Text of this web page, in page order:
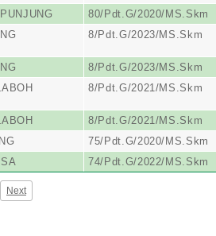
80/Pdt.G/2020/MS.Skm
8/Pdt.G/2023/MS.Skm
8/Pdt.G/2023/MS.Skm
8/Pdt.G/2021/MS.Skm
8/Pdt.G/2021/MS.Skm
75/Pdt.G/2020/MS.Skm
74/Pdt.G/2022/MS.Skm
Next